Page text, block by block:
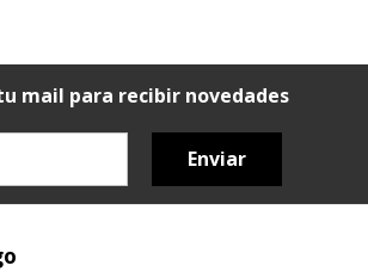
mail para recibir novedades
Enviar